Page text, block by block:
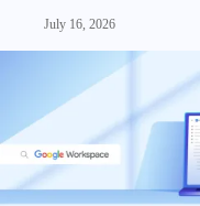
July 16, 2026